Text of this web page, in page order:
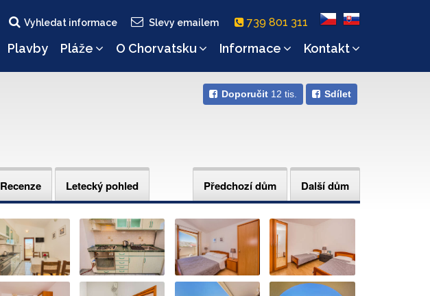
Vyhledat informace Slevy emailem 739 801 311
Plavby Pláže O Chorvatsku Informace Kontakt
Doporučit 12 tis. Sdílet
Předchozí dům Další dům
Recenze Letecký pohled